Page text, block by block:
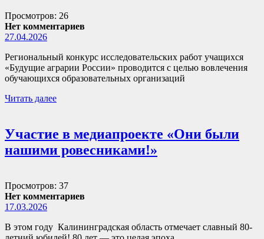
Просмотров: 26
Нет комментариев
27.04.2026
Региональный конкурс исследовательских работ учащихся
«Будущие аграрии России» проводится с целью вовлечения
обучающихся образовательных организаций
Читать далее
Участие в медиапроекте «Они были
нашими ровесниками!»
Просмотров: 37
Нет комментариев
17.03.2026
В этом году Калининградская область отмечает славный 80-